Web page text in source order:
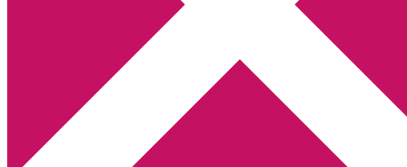
Utskriftscentralen
Min tv-blogg
You are here:Home
Om